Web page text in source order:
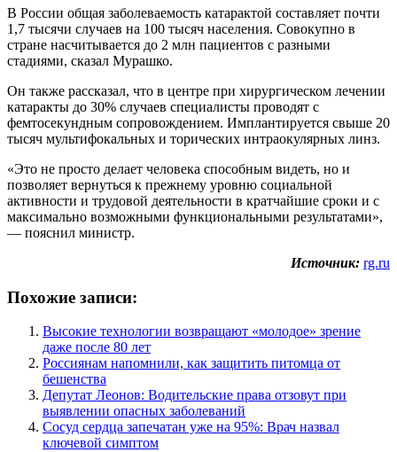
В России общая заболеваемость катарактой составляет почти
1,7 тысячи случаев на 100 тысяч населения. Совокупно в
стране насчитывается до 2 млн пациентов с разными
стадиями, сказал Мурашко.
Он также рассказал, что в центре при хирургическом лечении
катаракты до 30% случаев специалисты проводят с
фемтосекундным сопровождением. Имплантируется свыше 20
тысяч мультифокальных и торических интраокулярных линз.
«Это не просто делает человека способным видеть, но и
позволяет вернуться к прежнему уровню социальной
активности и трудовой деятельности в кратчайшие сроки и с
максимально возможными функциональными результатами»,
— пояснил министр.
Источник: rg.ru
Похожие записи:
Высокие технологии возвращают «молодое» зрение
даже после 80 лет
Россиянам напомнили, как защитить питомца от
бешенства
Депутат Леонов: Водительские права отзовут при
выявлении опасных заболеваний
Сосуд сердца запечатан уже на 95%: Врач назвал
ключевой симптом